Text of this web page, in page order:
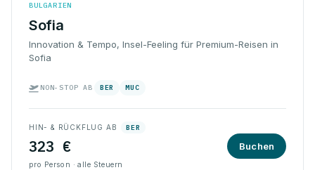
BULGARIEN
Sofia
Innovation & Tempo, Insel-Feeling für Premium-Reisen in
Sofia
NON-STOP AB BER MUC
HIN- & RÜCKFLUG AB BER
323 €
pro Person · alle Steuern
Buchen